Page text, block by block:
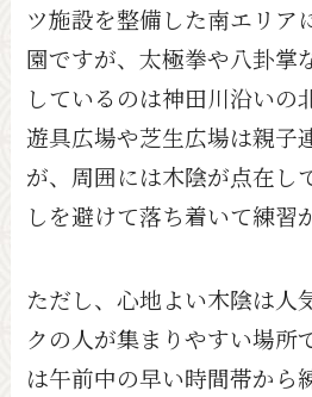
ツ施設を整備した南エリア
園ですが、太極拳や八卦掌
しているのは神田川沿いの
遊具広場や芝生広場は親子
が、周囲には木陰が点在し
しを避けて落ち着いて練習
ただし、心地よい木陰は人
クの人が集まりやすい場所
は午前中の早い時間帯から